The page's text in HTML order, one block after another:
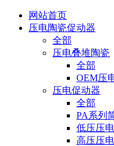
网站首页
压电陶瓷促动器
全部
压电叠堆陶瓷
全部
OEM压
压电促动器
全部
PA系列
低压压
高压压